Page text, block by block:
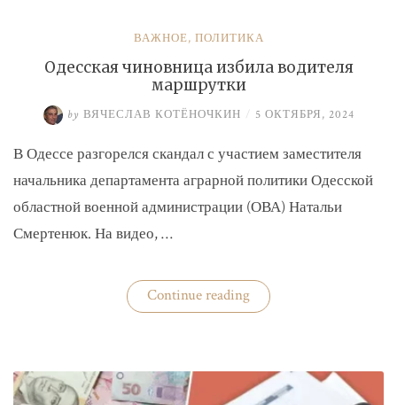
ВАЖНОЕ, ПОЛИТИКА
Одесская чиновница избила водителя
маршрутки
by ВЯЧЕСЛАВ КОТЁНОЧКИН / 5 ОКТЯБРЯ, 2024
В Одессе разгорелся скандал с участием заместителя
начальника департамента аграрной политики Одесской
областной военной администрации (ОВА) Натальи
Смертенюк. На видео, …
Continue reading«Одесская
чиновница